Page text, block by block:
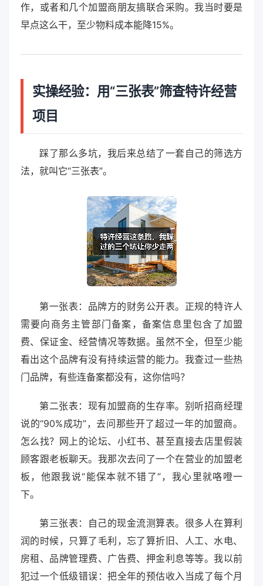
作，或者和几个加盟商朋友搞联合采购。我当时要是
早点这么干，至少物料成本能降15%。
实操经验：用“三张表”筛查特许经营
项目
踩了那么多坑，我后来总结了一套自己的筛选方
法，就叫它“三张表”。
第一张表：品牌方的财务公开表。正规的特许人
需要向商务主管部门备案，备案信息里包含了加盟
费、保证金、经营情况等数据。虽然不全，但至少能
看出这个品牌有没有持续运营的能力。我查过一些热
门品牌，有些连备案都没有，这你信吗？
第二张表：现有加盟商的生存率。别听招商经理
说的“90%成功”，去问那些开了超过一年的加盟商。
怎么找？网上的论坛、小红书、甚至直接去店里假装
顾客跟老板聊天。我那次去问了一个在营业的加盟老
板，他跟我说“能保本就不错了”，我心里就咯噔一
下。
第三张表：自己的现金流测算表。很多人在算利
润的时候，只算了毛利，忘了算折旧、人工、水电、
房租、品牌管理费、广告费、押金利息等等。我以前
犯过一个低级错误：把全年的预估收入当成了每个月